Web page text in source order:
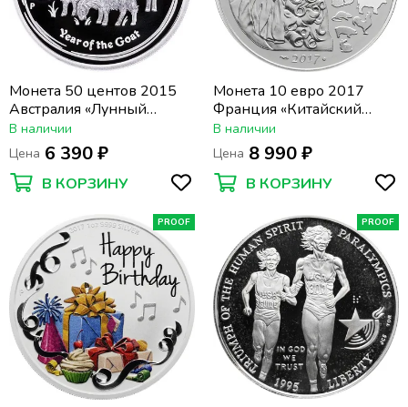
Монета 50 центов 2015
Австралия «Лунный
календарь - год Козы»
В наличии
Цена 6 390 ₽
В КОРЗИНУ
Монета 10 евро 2017
Франция «Китайский
гороскоп - год петуха»
В наличии
Цена 8 990 ₽
В КОРЗИНУ
PROOF PROOF